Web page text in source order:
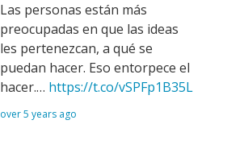
Las personas están más
preocupadas en que las ideas
les pertenezcan, a qué se
puedan hacer. Eso entorpece el
hacer.… https://t.co/vSPFp1B35L
over 5 years ago